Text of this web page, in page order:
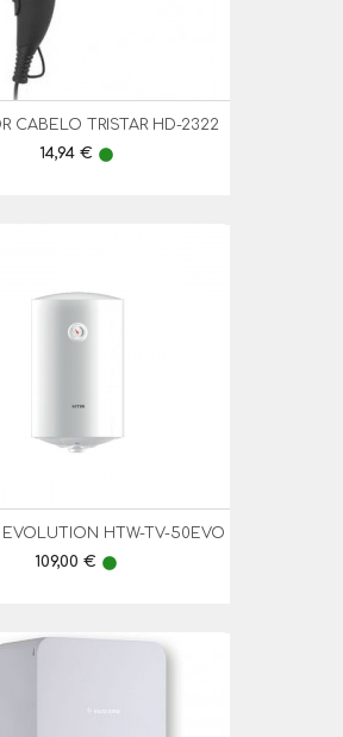
CABELO TRISTAR HD-2322
Preço
14,94 € lens
HTW-TV-50EVO
Preço
109,00 € lens